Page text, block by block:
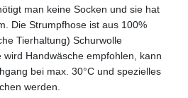
man keine Socken und sie hat
Die Strumpfhose ist aus 100%
Tierhaltung) Schurwolle
Handwäsche empfohlen, kann
bei max. 30°C und spezielles
werden.